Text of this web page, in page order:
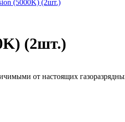
(2шт.)
от настоящих